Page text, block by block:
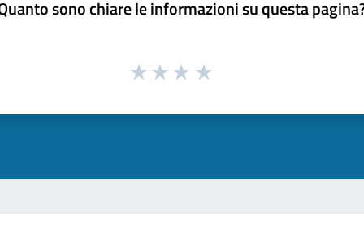
sono chiare le informazioni su questa